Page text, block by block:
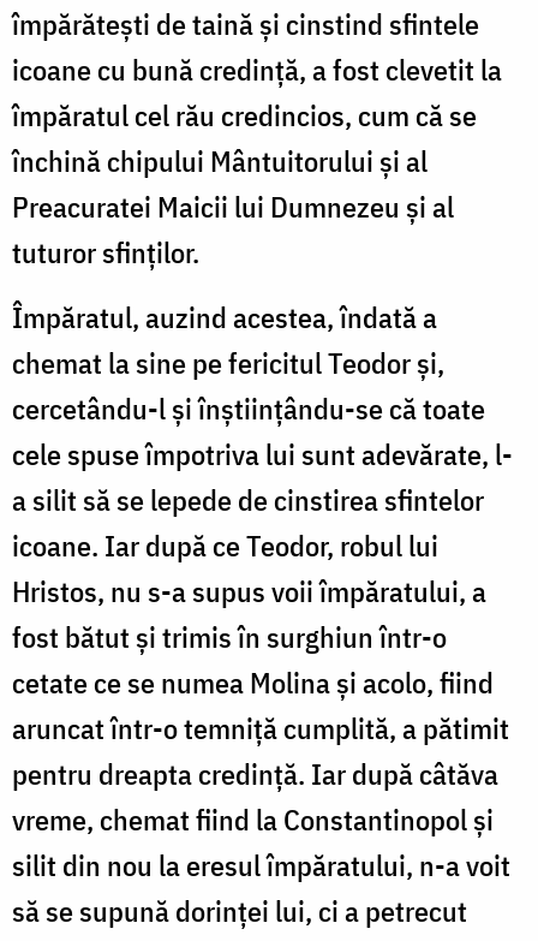
împărătești de taină și cinstind sfintele
icoane cu bună credință, a fost clevetit la
împăratul cel rău credincios, cum că se
închină chipului Mântuito­rului și al
Preacuratei Maicii lui Dumnezeu și al
tuturor sfinților.
Împăratul, auzind acestea, îndată a
chemat la sine pe fericitul Teodor și,
cercetându-l și înștiințându-se că toate
cele spuse împo­triva lui sunt adevărate, l-
a silit să se lepede de cinstirea sfintelor
icoane. Iar după ce Teodor, robul lui
Hristos, nu s-a supus voii împăratului, a
fost bătut și trimis în surghiun într-o
cetate ce se numea Molina și acolo, fiind
aruncat într-o temniță cumplită, a pătimit
pentru dreapta credință. Iar după câtăva
vreme, chemat fiind la Constantinopol și
silit din nou la eresul împăratului, n-a voit
să se supună dorinței lui, ci a petrecut